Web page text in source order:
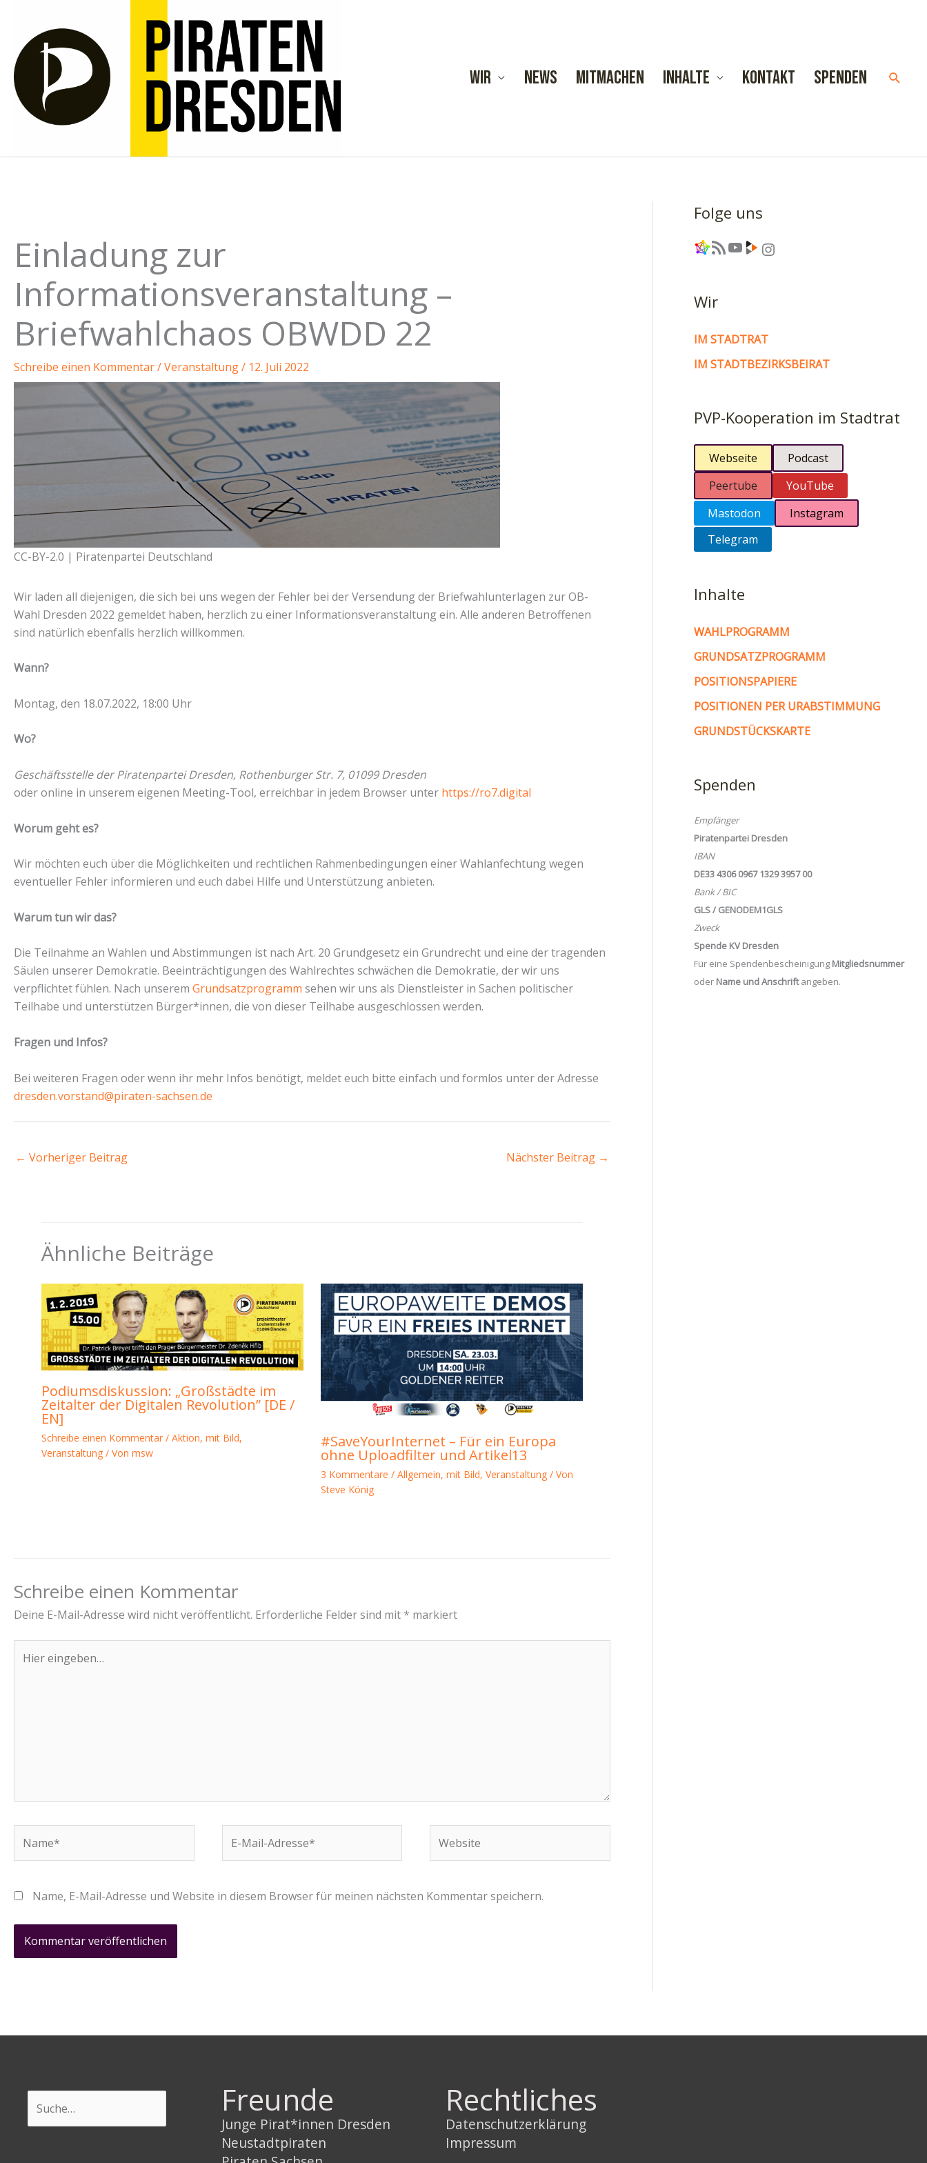
springen
Wir News Mitmachen Inhalte Kontakt Spenden
Einladung zur
Informationsveranstaltung –
Briefwahlchaos OBWDD 22
Schreibe einen Kommentar/Veranstaltung/ 12. Juli 2022
CC-BY-2.0 | Piratenpartei Deutschland
Wir laden all diejenigen, die sich bei uns wegen der Fehler bei der Versendung der Briefwahlunterlagen zur OB-
Wahl Dresden 2022 gemeldet haben, herzlich zu einer Informationsveranstaltung ein. Alle anderen Betroffenen
sind natürlich ebenfalls herzlich willkommen.
Wann?
Montag, den 18.07.2022, 18:00 Uhr
Wo?
Geschäftsstelle der Piratenpartei Dresden, Rothenburger Str. 7, 01099 Dresden
oder online in unserem eigenen Meeting-Tool, erreichbar in jedem Browser unter https://ro7.digital
Worum geht es?
Wir möchten euch über die Möglichkeiten und rechtlichen Rahmenbedingungen einer Wahlanfechtung wegen
eventueller Fehler informieren und euch dabei Hilfe und Unterstützung anbieten.
Warum tun wir das?
Die Teilnahme an Wahlen und Abstimmungen ist nach Art. 20 Grundgesetz ein Grundrecht und eine der tragenden
Säulen unserer Demokratie. Beeinträchtigungen des Wahlrechtes schwächen die Demokratie, der wir uns
verpflichtet fühlen. Nach unserem Grundsatzprogramm sehen wir uns als Dienstleister in Sachen politischer
Teilhabe und unterstützen Bürger*innen, die von dieser Teilhabe ausgeschlossen werden.
Fragen und Infos?
Bei weiteren Fragen oder wenn ihr mehr Infos benötigt, meldet euch bitte einfach und formlos unter der Adresse
dresden.vorstand@piraten-sachsen.de
← Vorheriger Beitrag Nächster Beitrag →
Ähnliche Beiträge
Podiumsdiskussion: „Großstädte im
Zeitalter der Digitalen Revolution” [DE /
EN]
Schreibe einen Kommentar / Aktion, mit Bild,
Veranstaltung / Von msw
#SaveYourInternet – Für ein Europa
ohne Uploadfilter und Artikel13
3 Kommentare / Allgemein, mit Bild, Veranstaltung/ Von
Steve König
Schreibe einen Kommentar
Deine E-Mail-Adresse wird nicht veröffentlicht. Erforderliche Felder sind mit * markiert
eingeben…
Mail-
Name, E-Mail-Adresse und Website in diesem Browser für meinen nächsten Kommentar speichern.
Folge uns
Link RSS-Feed YouTube Link Instagram
Wir
IM STADTRAT
IM STADTBEZIRKSBEIRAT
PVP-Kooperation im Stadtrat
Webseite
Podcast
Peertube
YouTube
Mastodon
Instagram
Telegram
Inhalte
WAHLPROGRAMM
GRUNDSATZPROGRAMM
POSITIONSPAPIERE
POSITIONEN PER URABSTIMMUNG
GRUNDSTÜCKSKARTE
Spenden
Empfänger
Piratenpartei Dresden
IBAN
DE33 4306 0967 1329 3957 00
Bank / BIC
GLS / GENODEM1GLS
Zweck
Spende KV Dresden
Für eine Spendenbescheinigung Mitgliedsnummer
oder Name und Anschriftangeben.
Freunde
Junge Pirat*innen Dresden
Neustadtpiraten
Rechtliches
Datenschutzerklärung
Impressum